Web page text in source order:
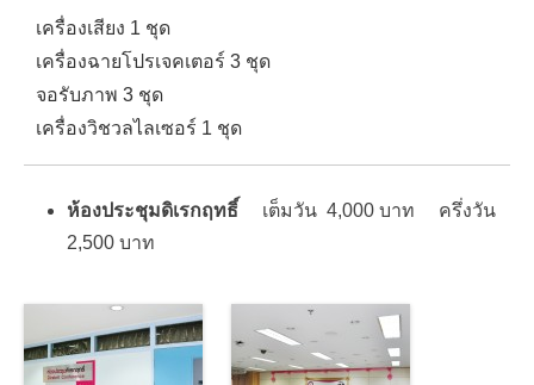
เครื่องเสียง 1 ชุด
เครื่องฉายโปรเจคเตอร์ 3 ชุด
จอรับภาพ 3 ชุด
เครื่องวิชวลไลเซอร์ 1 ชุด
ห้องประชุมดิเรกฤทธิ์ เต็มวัน 4,000 บาท ครึ่งวัน
2,500 บาท